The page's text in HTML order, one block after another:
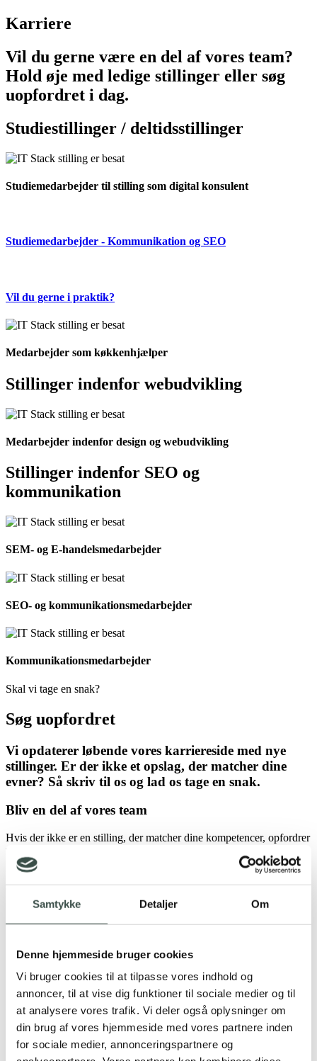
Samtykke Detaljer Om
Denne hjemmeside bruger cookies
Vi bruger cookies til at tilpasse vores indhold og
annoncer, til at vise dig funktioner til sociale medier og til
at analysere vores trafik. Vi deler også oplysninger om
din brug af vores hjemmeside med vores partnere inden
for sociale medier, annonceringspartnere og
Karriere
Vil du gerne være en del af vores team?
Hold øje med ledige stillinger eller søg
uopfordret i dag.
Studiestillinger / deltidsstillinger
Studiemedarbejder til stilling som digital konsulent
Studiemedarbejder - Kommunikation og SEO
Vil du gerne i praktik?
Medarbejder som køkkenhjælper
Stillinger indenfor webudvikling
Medarbejder indenfor design og webudvikling
Stillinger indenfor SEO og
kommunikation
SEM- og E-handelsmedarbejder
SEO- og kommunikationsmedarbejder
Kommunikationsmedarbejder
Skal vi tage en snak?
Søg uopfordret
Vi opdaterer løbende vores karriereside med nye
stillinger. Er der ikke et opslag, der matcher dine
evner? Så skriv til os og lad os tage en snak.
Bliv en del af vores team
Hvis der ikke er en stilling, der matcher dine kompetencer, opfordrer
vi altid til at søge uopfordret.
Ring til Christian Juhler på
eller smid os en
ansøgning påmail@itstack.dk,så tager vi en snak.